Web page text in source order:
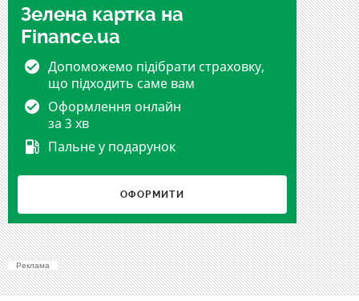
Зелена картка на
Finance.ua
Допоможемо підібрати страховку,
що підходить саме вам
Оформлення онлайн
за 3 хв
Пальне у подарунок
ОФОРМИТИ
Реклама